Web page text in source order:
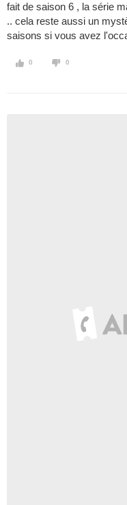
fait de saison 6 , la série
.. cela reste aussi un
saisons si vous avez
0 0